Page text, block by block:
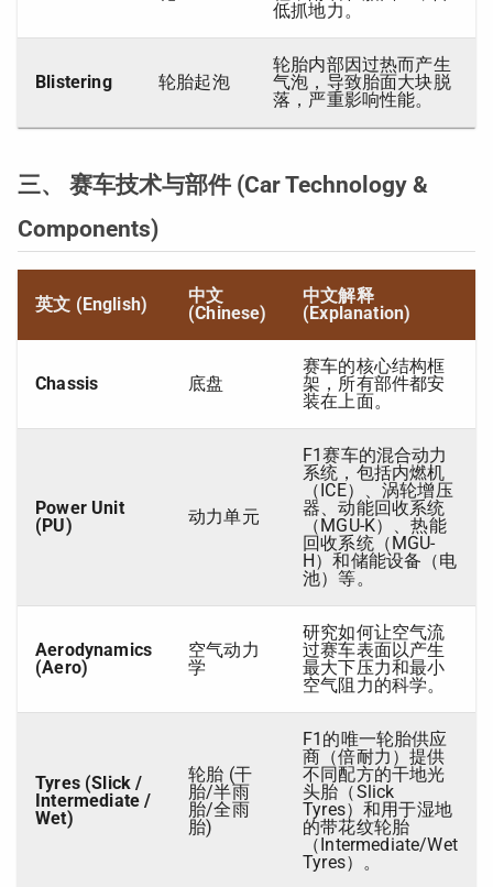
低抓地力。
Blistering 轮胎起泡
轮胎内部因过热而产生
气泡，导致胎面大块脱
落，严重影响性能。
三、 赛车技术与部件 (Car Technology &
Components)
英文 (English)
中文
(Chinese)
中文解释
(Explanation)
Chassis 底盘
赛车的核心结构框
架，所有部件都安
装在上面。
Power Unit
(PU)
动力单元
F1赛车的混合动力
系统，包括内燃机
（ICE）、涡轮增压
器、动能回收系统
（MGU-K）、热能
回收系统（MGU-
H）和储能设备（电
池）等。
Aerodynamics
(Aero)
空气动力
学
研究如何让空气流
过赛车表面以产生
最大下压力和最小
空气阻力的科学。
Tyres (Slick /
Intermediate /
Wet)
轮胎 (干
胎/半雨
胎/全雨
胎)
F1的唯一轮胎供应
商（倍耐力）提供
不同配方的干地光
头胎（Slick
Tyres）和用于湿地
的带花纹轮胎
（Intermediate/Wet
Tyres）。